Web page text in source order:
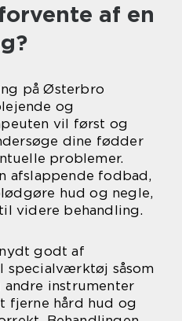
af en
på Østerbro
og
vil først og
dine fødder
problemer.
afslappende fodbad,
hud og negle,
videre behandling.
godt af
specialværktøj såsom
instrumenter
fjerne hård hud og